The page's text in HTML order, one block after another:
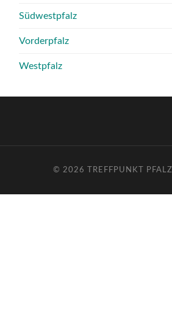
Südwestpfalz
Vorderpfalz
Westpfalz
© 2026 TREFFPUNKT PFALZ